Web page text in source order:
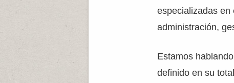
especializadas en
administración,
Estamos
definido en su